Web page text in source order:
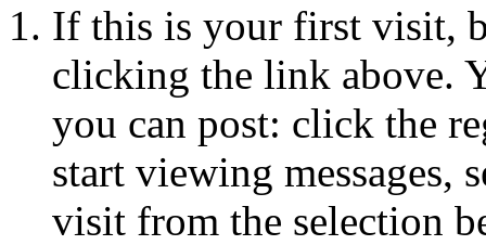
If this is your first visit,
clicking the link above.
you can post: click the
start viewing messages,
visit from the selection